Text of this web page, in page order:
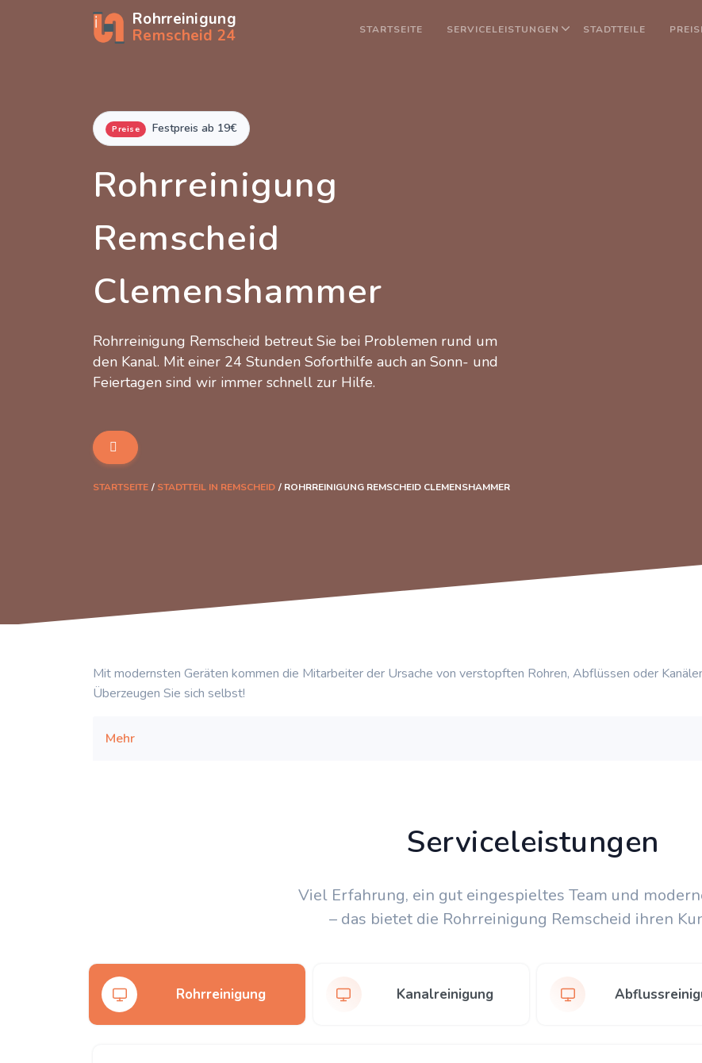
Rohrreinigung
Remscheid 24
STARTSEITE SERVICELEISTUNGEN STADTTEILE
Preise Festpreis ab 19€
Rohrreinigung
Remscheid
Clemenshammer
Rohrreinigung Remscheid betreut Sie bei Problemen rund um
den Kanal. Mit einer 24 Stunden Soforthilfe auch an Sonn- und
Feiertagen sind wir immer schnell zur Hilfe.
STARTSEITE STADTTEIL IN REMSCHEID ROHRREINIGUNG REMSCHEID CLEMENSHAMMER
Mit modernsten Geräten kommen die Mitarbeiter der Ursache von verstopften Rohren, Abflüssen oder
Überzeugen Sie sich selbst!
Mehr
Serviceleistungen
Viel Erfahrung, ein gut eingespieltes Team und
– das bietet die Rohrreinigung Remscheid ihren
Rohrreinigung Kanalreinigung